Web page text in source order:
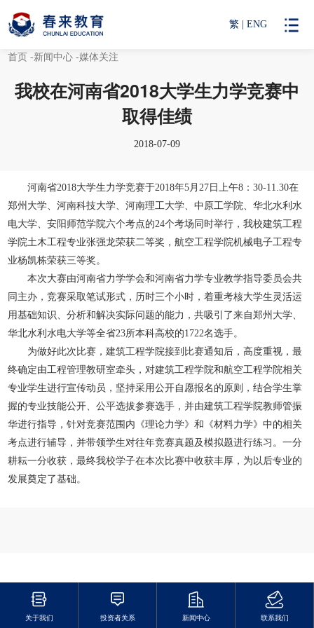
繁 ENG
首页 -新闻中心 -媒体关注
我校在河南省2018大学生力学竞赛中
取得佳绩
2018-07-09
河南省2018大学生力学竞赛于2018年5月27日上午8：30-11.30在
郑州大学、河南科技大学、河南理工大学、中原工学院、华北水利水
电大学、安阳师范学院六个考点的24个考场同时举行，我校建筑工程
学院土木工程专业张强龙荣获二等奖，航空工程学院机械电子工程专
业杨凯栋荣获三等奖。
本次大赛由河南省力学学会和河南省力学专业教学指导委员会共
同主办，竞赛采取笔试形式，历时三个小时，着重考核大学生灵活运
用基础知识、分析和解决实际问题的能力，共吸引了来自郑州大学、
华北水利水电大学等全省23所本科高校的1722名选手。
为做好此次比赛，建筑工程学院接到比赛通知后，高度重视，最
终确定由工程管理教研室牵头，对建筑工程学院和航空工程学院相关
专业学生进行宣传动员，坚持采用公开自愿报名的原则，结合学生掌
握的专业技能公开、公平选拔参赛选手，并由建筑工程学院教师管振
华进行指导，针对竞赛范围内《理论力学》和《材料力学》中的相关
考点进行辅导，并带领学生对往年竞赛真题及模拟题进行练习。一分
耕耘一分收获，最终我校学子在本次比赛中收获丰厚，为以后专业的
发展奠定了基础。
关于我们 投资者关系 新闻中心 联系我们